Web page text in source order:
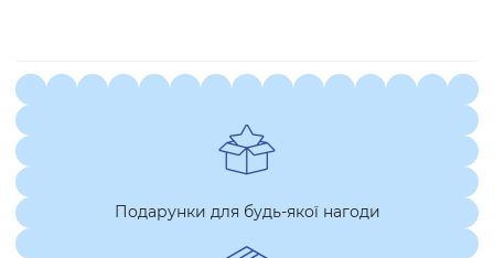
Подарунки для будь-якої нагоди